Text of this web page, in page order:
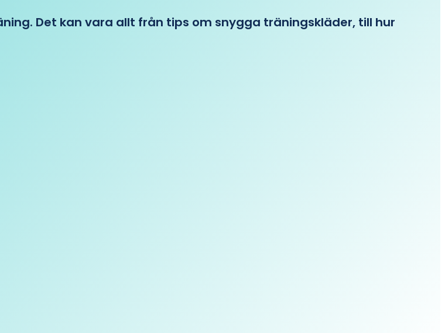
Det kan vara allt från tips om snygga träningskläder, till hur